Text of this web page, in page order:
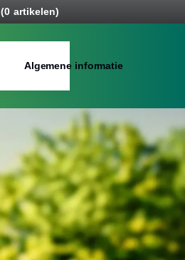
(0 artikelen)
Algemene informatie